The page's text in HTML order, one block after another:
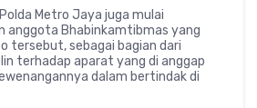
Metro Jaya juga mulai
anggota Bhabinkamtibmas yang
tersebut, sebagai bagian dari
terhadap aparat yang di anggap
dalam bertindak di